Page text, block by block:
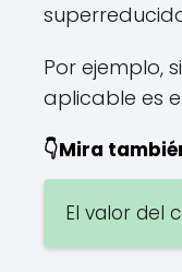
Por ejemplo,
aplicable es
👇Mira
El valor del